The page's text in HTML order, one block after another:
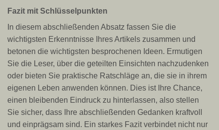
Fazit mit Schlüsselpunkten
In diesem abschließenden Absatz fassen Sie die
wichtigsten Erkenntnisse Ihres Artikels zusammen und
betonen die wichtigsten besprochenen Ideen. Ermutigen
Sie die Leser, über die geteilten Einsichten nachzudenken
oder bieten Sie praktische Ratschläge an, die sie in ihrem
eigenen Leben anwenden können. Dies ist Ihre Chance,
einen bleibenden Eindruck zu hinterlassen, also stellen
Sie sicher, dass Ihre abschließenden Gedanken kraftvoll
und einprägsam sind. Ein starkes Fazit verbindet nicht nur